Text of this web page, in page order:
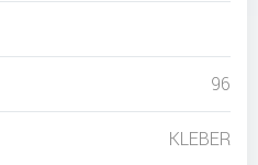
96
KLEBER